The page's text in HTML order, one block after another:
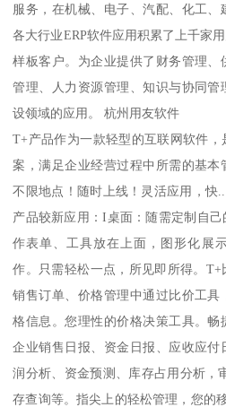
服务，在机械、电子、汽配、化工
各大行业ERP软件应用积累了上千家
样板客户。为企业提供了财务管理
管理、人力资源管理、知识与协同
设领域的应用。 杭州用友软件
T+产品作为一款轻型的互联网软件
案，满足企业经营过程中所需的基本
不限地点！随时上线！灵活应用，快
产品较新应用：I桌面：随需定制自
作表单、工具放在上面，图形化展
作。只需轻松一点，所见即所得。T+
销售订单、价格管理中通过比价工
格信息。您理性的价格决策工具。
企业销售日报、资金日报、应收应
润分析、资金预测、库存占用分析，
存查询等。指尖上的轻松管理，您的